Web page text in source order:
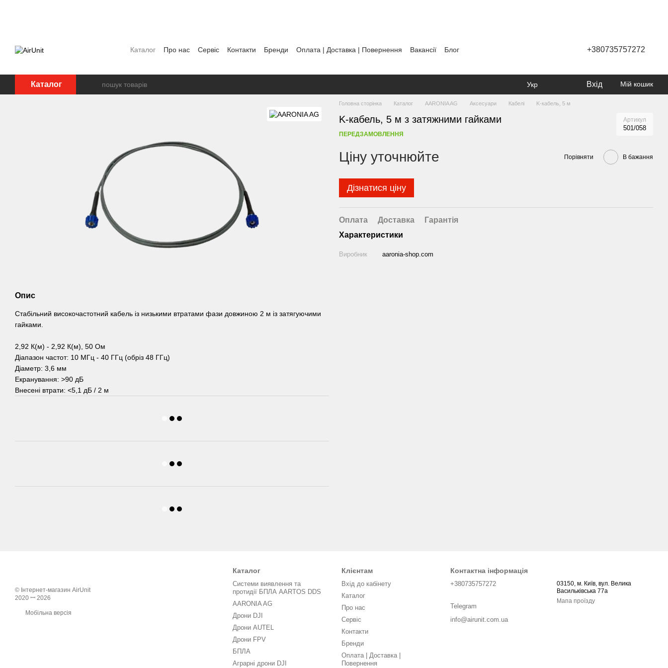
Каталог Про нас Сервіс Контакти Бренди Оплата | Доставка | Повернення Вакансії
Блог
+380735757272
Каталог Укр Вхід Мій кошик
Опис
Стабільний високочастотний кабель із низькими втратами фази довжиною 2 м із затягуючими
гайками.
2,92 К(м) - 2,92 К(м), 50 Ом
Діапазон частот: 10 МГц - 40 ГГц (обріз 48 ГГц)
Діаметр: 3,6 мм
Екранування: >90 дБ
Внесені втрати: <5,1 дБ / 2 м
Головна сторінка Каталог AARONIA AG Аксесуари Кабелі K-кабель, 5 м
K-кабель, 5 м з затяжними гайками Артикул
501/058
ПЕРЕДЗАМОВЛЕННЯ
Ціну уточнюйте Порівняти В бажання
Дізнатися ціну
Оплата Доставка
Гарантія
Характеристики
Виробник aaronia-shop.com
© Інтернет-магазин AirUnit
2020 ꟷ 2026
Мобільна версія
Каталог
Системи виявлення та
протидії БПЛА AARTOS DDS
AARONIA AG
Дрони DJI
Дрони AUTEL
Дрони FPV
БПЛА
Аграрні дрони DJI
Клієнтам
Вхід до кабінету
Каталог
Про нас
Сервіс
Контакти
Бренди
Оплата | Доставка |
Повернення
Контактна інформація
+380735757272
Telegram
info@airunit.com.ua
03150, м. Київ, вул. Велика
Васильківська 77а
Мапа проїзду